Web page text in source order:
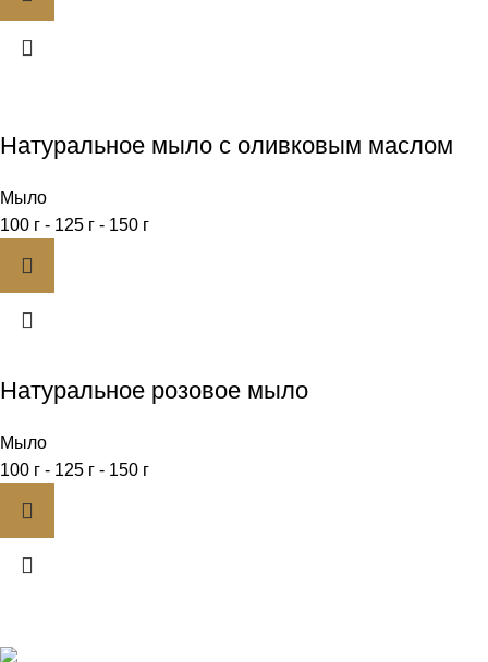
Натуральное мыло с оливковым маслом
Мыло
100 г - 125 г - 150 г
Натуральное розовое мыло
Мыло
100 г - 125 г - 150 г